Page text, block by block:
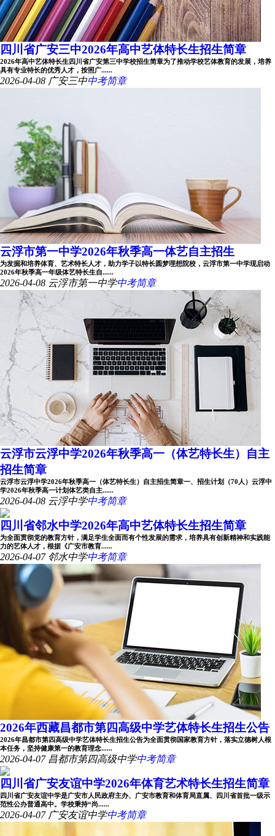
四川省广安三中2026年高中艺体特长生招生简章
2026年高中艺体特长生四川省广安第三中学校招生简章为了推动学校艺体教育的发展，培养
具有专业特长的优秀人才，按照广......
2026-04-08 广安三中中考简章
云浮市第一中学2026年秋季高一体艺自主招生
为发掘和培养体育、艺术特长人才，助力学子以特长圆梦理想院校，云浮市第一中学现启动
2026年秋季高一年级体艺特长生自......
2026-04-08 云浮市第一中学中考简章
云浮市云浮中学2026年秋季高一（体艺特长生）自主
招生简章
云浮市云浮中学2026年秋季高一（体艺特长生）自主招生简章一、招生计划（70人）云浮中
学2026年秋季高一计划体艺类自主......
2026-04-08 云浮中学中考简章
四川省邻水中学2026年高中艺体特长生招生简章
为全面贯彻党的教育方针，满足学生全面而有个性发展的需求，培养具有创新精神和实践能
力的艺体人才，根据《广安市教育......
2026-04-07 邻水中学中考简章
2026年西藏昌都市第四高级中学艺体特长生招生公告
2026年昌都市第四高级中学艺体特长生招生公告为全面贯彻国家教育方针，落实立德树人根
本任务，坚持健康第一的教育理念......
2026-04-07 昌都市第四高级中学中考简章
四川省广安友谊中学2026年体育艺术特长生招生简章
四川省广安友谊中学是广安市人民政府主办、广安市教育和体育局直属、四川省首批一级示
范性公办普通高中。学校秉持“尚......
2026-04-07 广安友谊中学中考简章